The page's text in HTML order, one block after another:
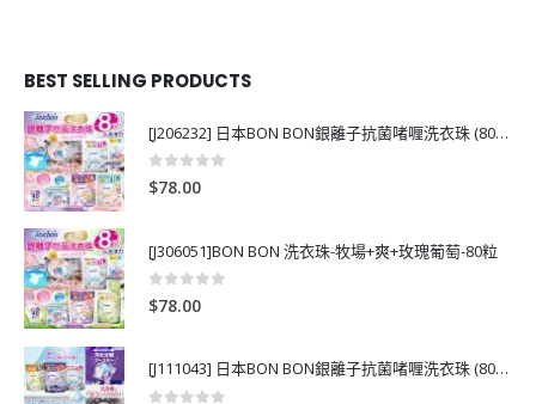
BEST SELLING PRODUCTS
[J206232] 日本BON BON銀離子抗菌啫喱洗衣珠 (80粒)
0out of 5
$78.00
[J306051]BON BON 洗衣珠-牧場+爽+玫瑰葡萄-80粒
0out of 5
$78.00
[J111043] 日本BON BON銀離子抗菌啫喱洗衣珠 (80粒)